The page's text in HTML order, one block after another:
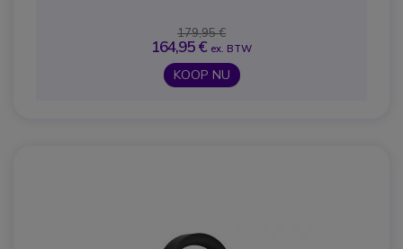
179,95 €
164,95 € ex. BTW
KOOP NU